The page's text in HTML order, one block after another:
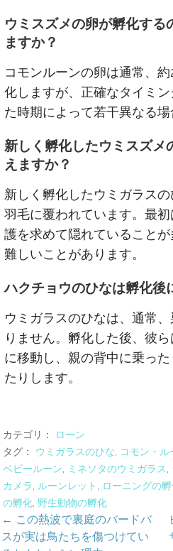
ウミスズメの卵が孵化する
ますか？
コモンルーンの卵は通常、
化しますが、正確なタイミ
た時期によって若干異なる場
新しく孵化したウミスズメ
えますか？
新しく孵化したウミガラス
羽毛に覆われています。最
護を求めて隠れていること
難しいことがあります。
ハクチョウのひなは孵化後
ウミガラスのひなは、通常
りません。孵化した後、彼
に移動し、親の背中に乗っ
たりします。
カテゴリ：
ローン
タグ： ウミガラスのひな コモン・ル
ベビールーン
ミネソタのウミガラス
カメラ
ルーンレット ローニングの
の孵化 野生動物の孵化
← この熱波で裏庭のバードバ
スが実は鳥たちを傷つけてい